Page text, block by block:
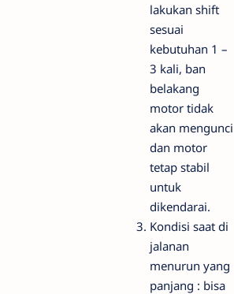
lakukan shift
sesuai
kebutuhan 1 –
3 kali, ban
belakang
motor tidak
akan mengunci
dan motor
tetap stabil
untuk
dikendarai.
Kondisi saat di
jalanan
menurun yang
panjang : bisa